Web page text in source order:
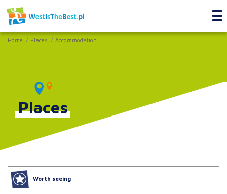
Home Places Accommodation
Places
Worth seeing